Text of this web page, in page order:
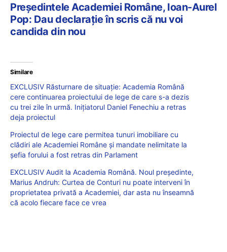
Președintele Academiei Române, Ioan-Aurel
Pop: Dau declarație în scris că nu voi
candida din nou
Similare
EXCLUSIV Răsturnare de situație: Academia Română
cere continuarea proiectului de lege de care s-a dezis
cu trei zile în urmă. Inițiatorul Daniel Fenechiu a retras
deja proiectul
Proiectul de lege care permitea tunuri imobiliare cu
clădiri ale Academiei Române și mandate nelimitate la
șefia forului a fost retras din Parlament
EXCLUSIV Audit la Academia Română. Noul președinte,
Marius Andruh: Curtea de Conturi nu poate interveni în
proprietatea privată a Academiei, dar asta nu înseamnă
că acolo fiecare face ce vrea